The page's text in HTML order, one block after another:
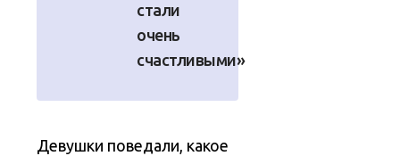
стали
очень
счастливыми»
Девушки поведали, какое